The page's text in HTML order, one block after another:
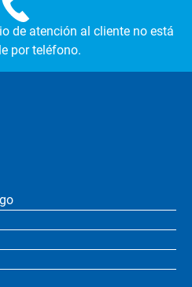
de atención al cliente no está
por teléfono.